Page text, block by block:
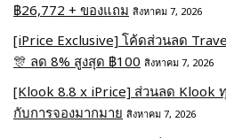
฿26,772 + ของแถม สิงหาคม 7, 2026
[iPrice Exclusive] โค้ดส่วนลด
🎊 ลด 8% สูงสุด​ ฿100 สิงหาคม 7, 2026
[Klook 8.8 x iPrice] ส่วนลด Klook
กับการจองมากมาย สิงหาคม 7, 2026